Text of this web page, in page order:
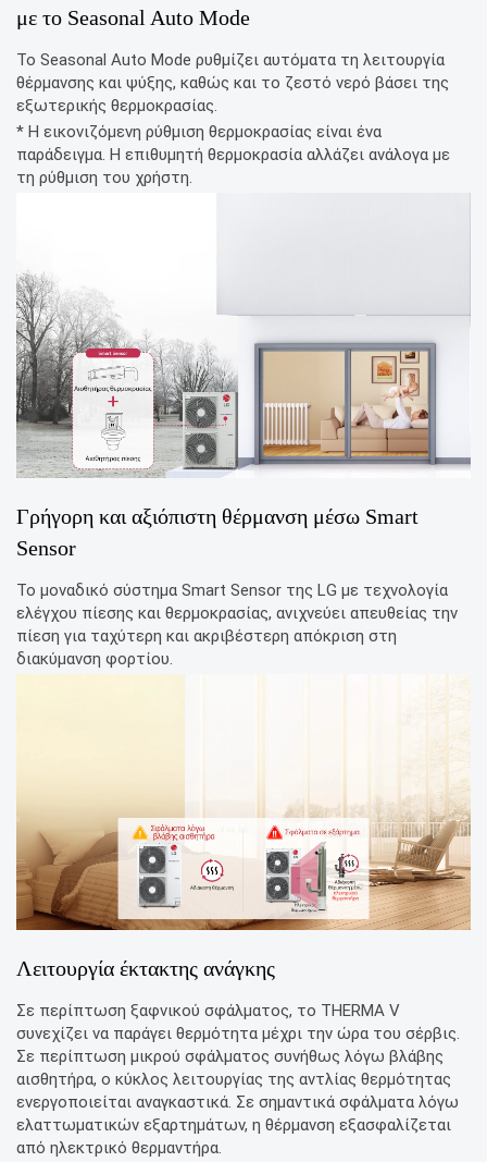
με το Seasonal Auto Mode
Το Seasonal Auto Mode ρυθμίζει αυτόματα τη λειτουργία
θέρμανσης και ψύξης, καθώς και το ζεστό νερό βάσει της
εξωτερικής θερμοκρασίας.
* Η εικονιζόμενη ρύθμιση θερμοκρασίας είναι ένα
παράδειγμα. Η επιθυμητή θερμοκρασία αλλάζει ανάλογα με
τη ρύθμιση του χρήστη.
Γρήγορη και αξιόπιστη θέρμανση μέσω Smart
Sensor
Το μοναδικό σύστημα Smart Sensor της LG με τεχνολογία
ελέγχου πίεσης και θερμοκρασίας, ανιχνεύει απευθείας την
πίεση για ταχύτερη και ακριβέστερη απόκριση στη
διακύμανση φορτίου.
Λειτουργία έκτακτης ανάγκης
Σε περίπτωση ξαφνικού σφάλματος, το THERMA V
συνεχίζει να παράγει θερμότητα μέχρι την ώρα του σέρβις.
Σε περίπτωση μικρού σφάλματος συνήθως λόγω βλάβης
αισθητήρα, ο κύκλος λειτουργίας της αντλίας θερμότητας
ενεργοποιείται αναγκαστικά. Σε σημαντικά σφάλματα λόγω
ελαττωματικών εξαρτημάτων, η θέρμανση εξασφαλίζεται
από ηλεκτρικό θερμαντήρα.